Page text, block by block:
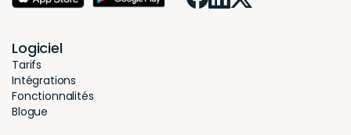
Logiciel
Tarifs
Intégrations
Fonctionnalités
Blogue